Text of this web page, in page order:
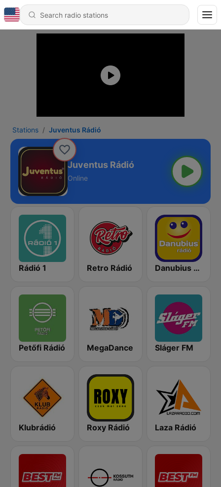
Stations Juventus Rádió
Juventus Rádió
Online
Rádió 1 Retro Rádió Danubius Rádió
Petőfi Rádió MegaDance Sláger FM
Klubrádió Roxy Rádió Laza Rádió